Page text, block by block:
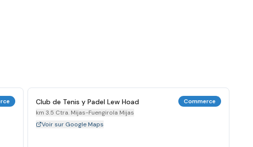
Club de Tenis y Padel Lew Hoad
km 3.5 Ctra. Mijas-Fuengirola Mijas
Commerce
Voir sur Google Maps